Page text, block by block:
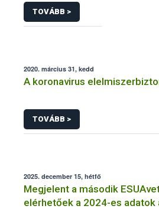
TOVÁBB >
2020. március 31, kedd
A koronavirus
TOVÁBB >
2025. december 15, hétfő
Megjelent a második
elérhetőek a 2024-es adatok